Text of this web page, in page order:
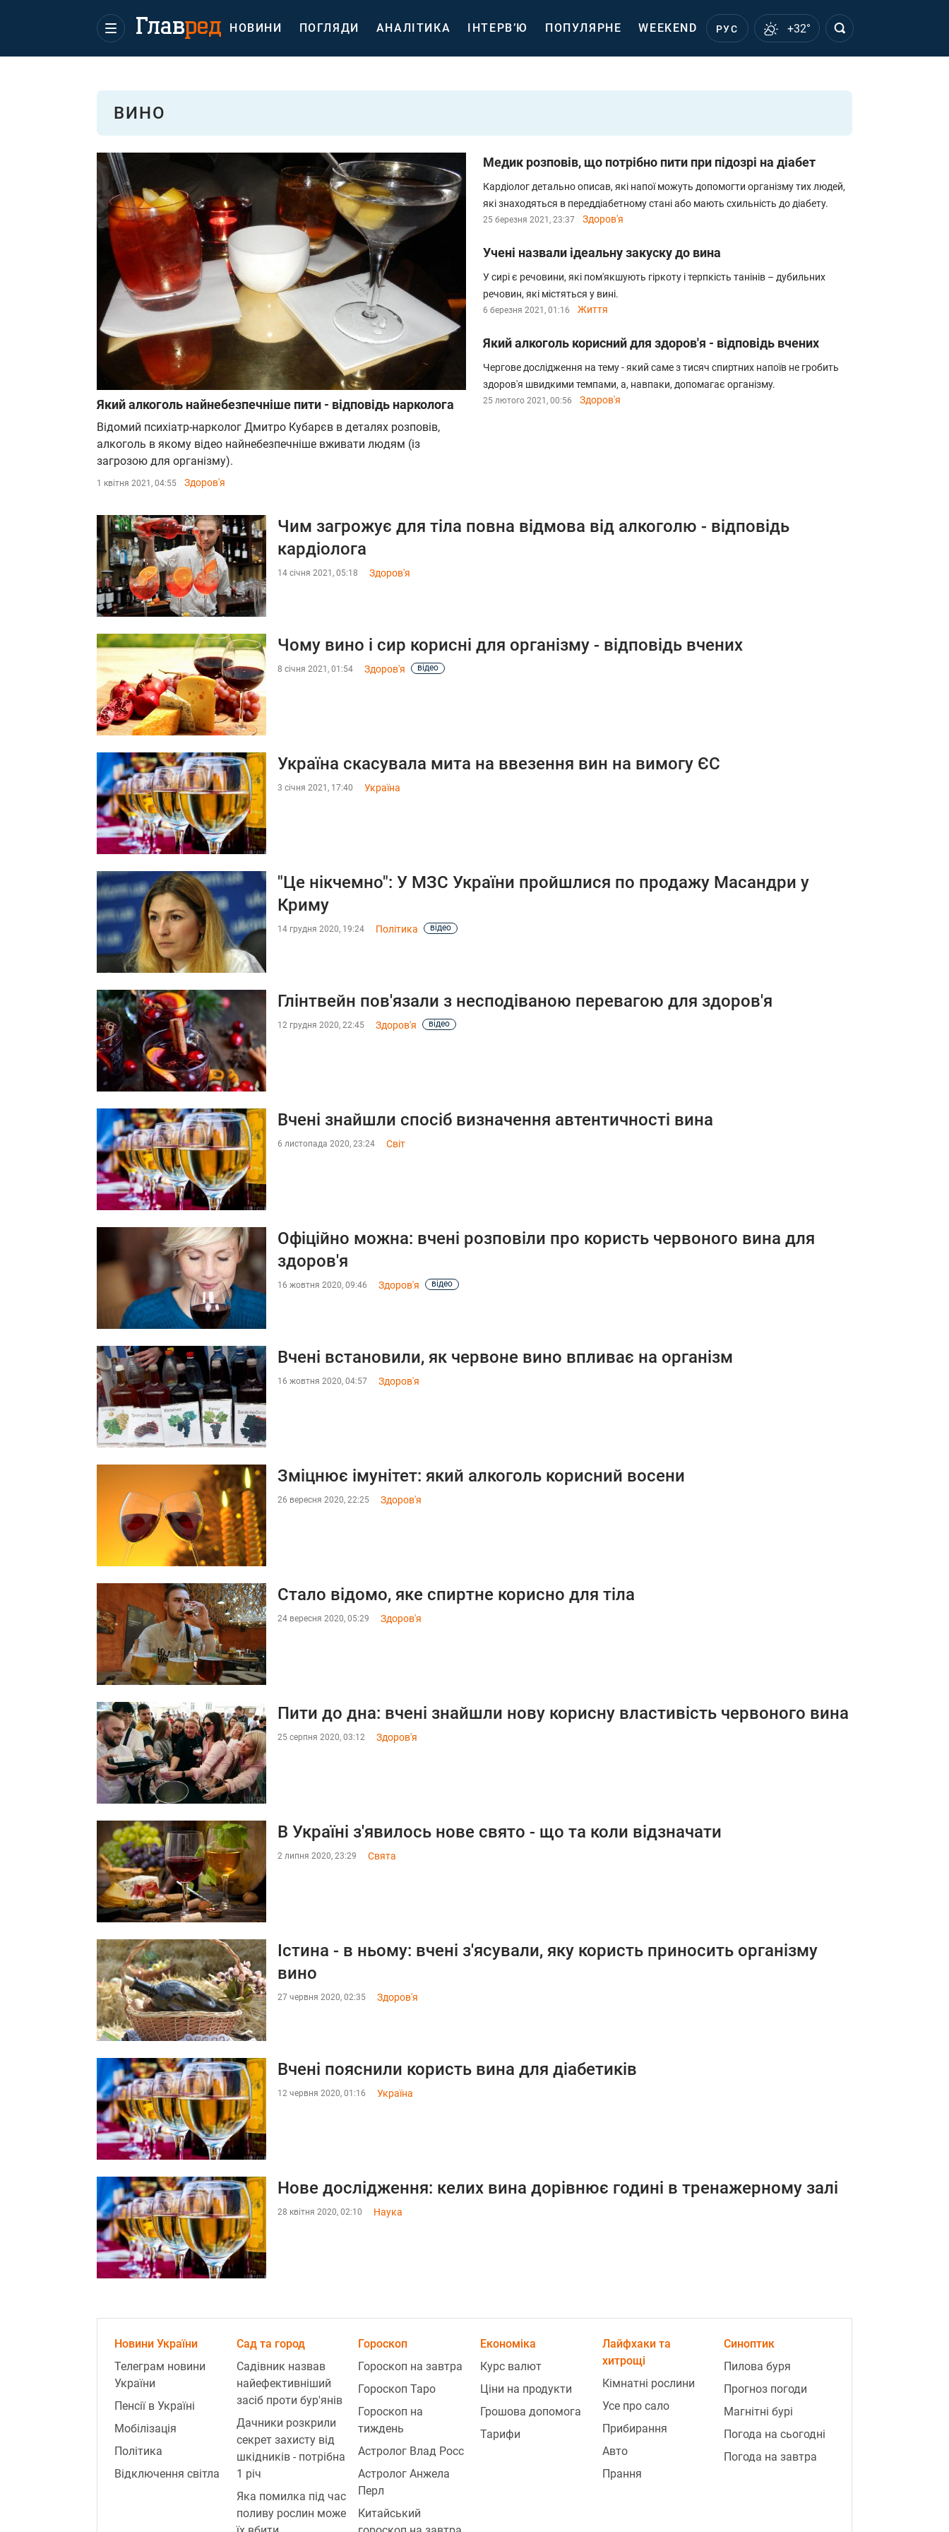
НОВИНИ ПОГЛЯДИ АНАЛІТИКА ІНТЕРВ’Ю ПОПУЛЯРНЕ WEEKEND РУС +32°
ВИНО
Який алкоголь найнебезпечніше пити - відповідь нарколога
Відомий психіатр-нарколог Дмитро Кубарєв в деталях розповів,
алкоголь в якому відео найнебезпечніше вживати людям (із
загрозою для організму).
1 квітня 2021, 04:55 Здоров'я
Медик розповів, що потрібно пити при підозрі на діабет
Кардіолог детально описав, які напої можуть допомогти організму тих людей,
які знаходяться в переддіабетному стані або мають схильність до діабету.
25 березня 2021, 23:37 Здоров'я
Учені назвали ідеальну закуску до вина
У сирі є речовини, які пом'якшують гіркоту і терпкість танінів – дубильних
речовин, які містяться у вині.
6 березня 2021, 01:16 Життя
Який алкоголь корисний для здоров'я - відповідь вчених
Чергове дослідження на тему - який саме з тисяч спиртних напоїв не гробить
здоров'я швидкими темпами, а, навпаки, допомагає організму.
25 лютого 2021, 00:56 Здоров'я
Чим загрожує для тіла повна відмова від алкоголю - відповідь
кардіолога
14 січня 2021, 05:18 Здоров'я
Чому вино і сир корисні для організму - відповідь вчених
8 січня 2021, 01:54 Здоров'я відео
Україна скасувала мита на ввезення вин на вимогу ЄС
3 січня 2021, 17:40 Україна
"Це нікчемно": У МЗС України пройшлися по продажу Масандри у
Криму
14 грудня 2020, 19:24 Політика відео
Глінтвейн пов'язали з несподіваною перевагою для здоров'я
12 грудня 2020, 22:45 Здоров'я відео
Вчені знайшли спосіб визначення автентичності вина
6 листопада 2020, 23:24 Світ
Офіційно можна: вчені розповіли про користь червоного вина для
здоров'я
16 жовтня 2020, 09:46 Здоров'я відео
Вчені встановили, як червоне вино впливає на організм
16 жовтня 2020, 04:57 Здоров'я
Зміцнює імунітет: який алкоголь корисний восени
26 вересня 2020, 22:25 Здоров'я
Стало відомо, яке спиртне корисно для тіла
24 вересня 2020, 05:29 Здоров'я
Пити до дна: вчені знайшли нову корисну властивість червоного вина
25 серпня 2020, 03:12 Здоров'я
В Україні з'явилось нове свято - що та коли відзначати
2 липня 2020, 23:29 Свята
Істина - в ньому: вчені з'ясували, яку користь приносить організму
вино
27 червня 2020, 02:35 Здоров'я
Вчені пояснили користь вина для діабетиків
12 червня 2020, 01:16 Україна
Нове дослідження: келих вина дорівнює годині в тренажерному залі
28 квітня 2020, 02:10 Наука
Новини України
Телеграм новини
України
Пенсії в Україні
Мобілізація
Політика
Відключення світла
Сад та город
Садівник назвав
найефективніший
засіб проти бур'янів
Дачники розкрили
секрет захисту від
шкідників - потрібна
1 річ
Яка помилка під час
поливу рослин може
Гороскоп
Гороскоп на завтра
Гороскоп Таро
Гороскоп на
тиждень
Астролог Влад Росс
Астролог Анжела
Перл
Китайський
Економіка
Курс валют
Ціни на продукти
Грошова допомога
Тарифи
Лайфхаки та
хитрощі
Кімнатні рослини
Усе про сало
Прибирання
Авто
Прання
Синоптик
Пилова буря
Прогноз погоди
Магнітні бурі
Погода на сьогодні
Погода на завтра